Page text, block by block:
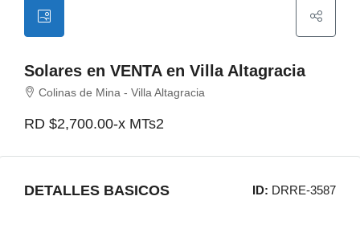
Solares en VENTA en Villa Altagracia
Colinas de Mina - Villa Altagracia
RD $2,700.00-x MTs2
DETALLES BASICOS ID: DRRE-3587